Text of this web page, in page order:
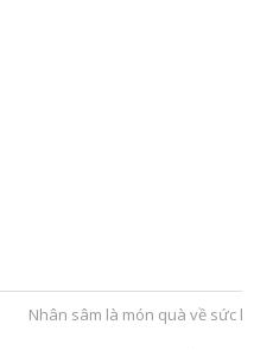
Nhân sâm là món quà về sức